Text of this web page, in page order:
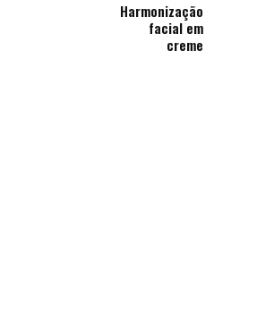
Harmonização
facial em
creme